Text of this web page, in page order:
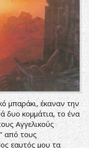
μπαράκι, έκαναν την
δυο κομμάτια, το ένα
Αγγελικούς
από τους
εαυτός μου τα